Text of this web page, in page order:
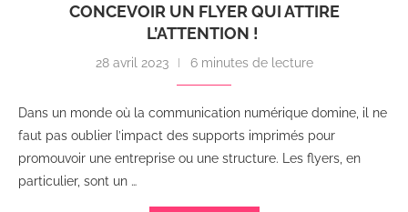
CONCEVOIR UN FLYER QUI ATTIRE
L’ATTENTION !
28 avril 2023 6 minutes de lecture
Dans un monde où la communication numérique domine, il ne
faut pas oublier l’impact des supports imprimés pour
promouvoir une entreprise ou une structure. Les flyers, en
particulier, sont un …